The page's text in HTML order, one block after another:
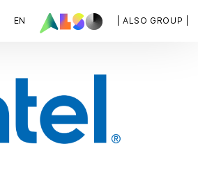
| ALSO GROUP |
EN